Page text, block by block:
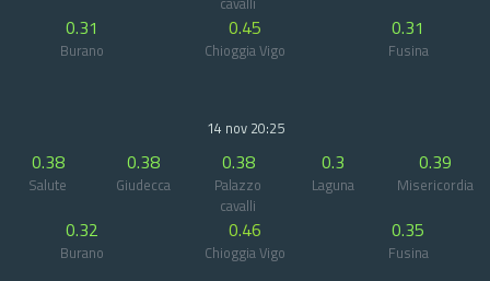
0.31
Burano
0.45
Chioggia Vigo
0.31
Fusina
14 nov 20:25
0.38
Salute
0.38
Giudecca
0.38
Palazzo
cavalli
0.3
Laguna
0.39
Misericordia
0.32
Burano
0.46
Chioggia Vigo
0.35
Fusina